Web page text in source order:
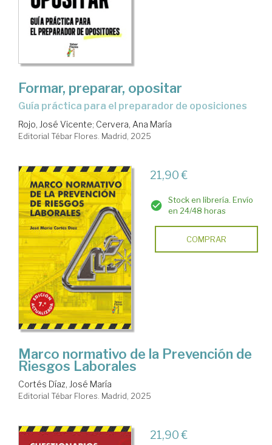
Formar, preparar, opositar
Guía práctica para el preparador de oposiciones
Rojo, José Vicente; Cervera, Ana María
Editorial Tébar Flores. Madrid, 2025
21,90 €
Stock en librería. Envío
en 24/48 horas
COMPRAR
Marco normativo de la Prevención de
Riesgos Laborales
Cortés Díaz, José María
Editorial Tébar Flores. Madrid, 2025
21,90 €